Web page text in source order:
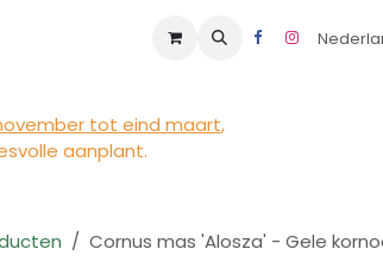
tot eind maart,
aanplant.
Cornus mas 'Alosza' - Gele